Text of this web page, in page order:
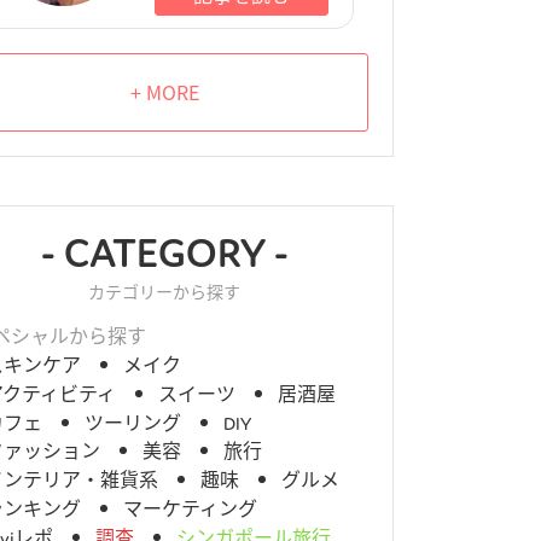
+ MORE
- CATEGORY -
カテゴリーから探す
シャルから探す
ンケア
メイク
ティビティ
スイーツ
居酒屋
ェ
ツーリング
DIY
ッション
美容
旅行
テリア・雑貨系
趣味
グルメ
キング
マーケティング